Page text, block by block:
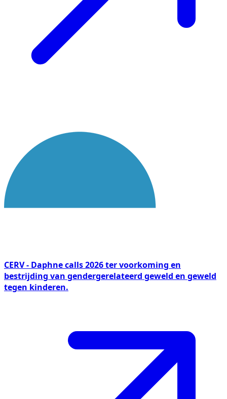
CERV - Daphne calls 2026 ter voorkoming en
bestrijding van gendergerelateerd geweld en geweld
tegen kinderen.